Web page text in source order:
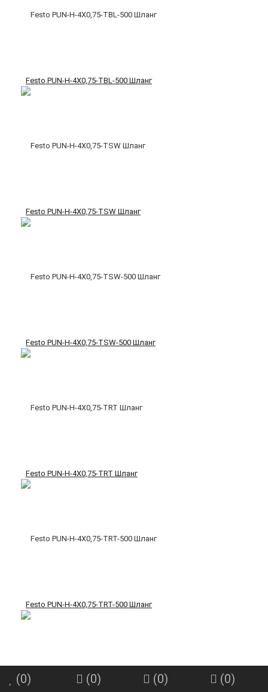
Festo PUN-H-4X0,75-TBL-500 Шланг
Festo PUN-H-4X0,75-TSW Шланг
Festo PUN-H-4X0,75-TSW-500 Шланг
Festo PUN-H-4X0,75-TRT Шланг
Festo PUN-H-4X0,75-TRT-500 Шланг
(0) (0) (0) (0)